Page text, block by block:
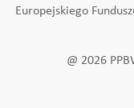
Europejskiego
@ 2026